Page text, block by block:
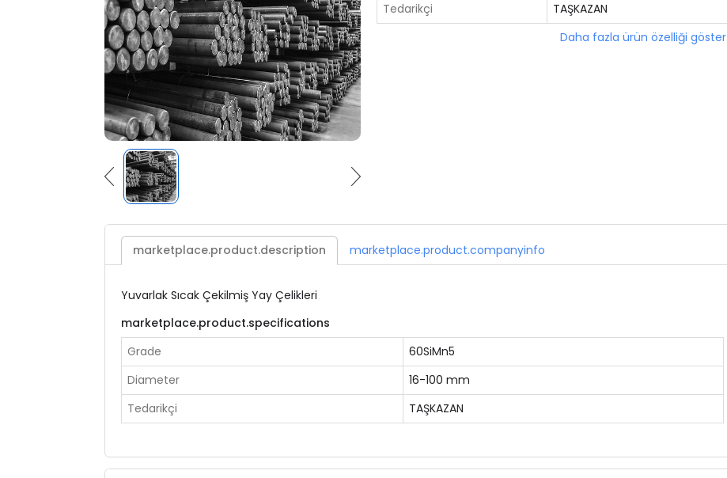
Tedarikçi
TAŞKAZAN
Daha fazla ürün özelliği göster
marketplace.product.description marketplace.product.companyinfo
Yuvarlak Sıcak Çekilmiş Yay Çelikleri
marketplace.product.specifications
Grade
60SiMn5
Diameter
16-100 mm
Tedarikçi
TAŞKAZAN